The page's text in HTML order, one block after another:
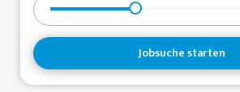
Jobsuche starten